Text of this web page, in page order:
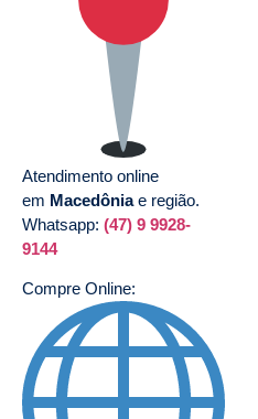
Atendimento online
em Macedôniae região.
Whatsapp: (47) 9 9928-
9144
Compre Online: